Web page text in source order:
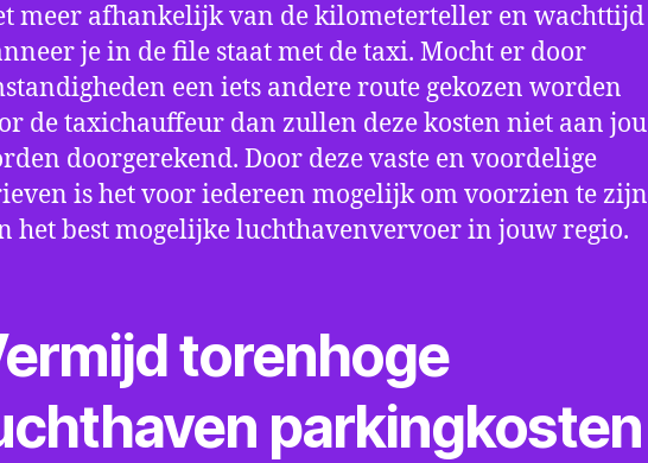
meer afhankelijk van de kilometerteller en wachttijd
je in de file staat met de taxi. Mocht er door
een iets andere route gekozen worden
de taxichauffeur dan zullen deze kosten niet aan jou
doorgerekend. Door deze vaste en voordelige
is het voor iedereen mogelijk om voorzien te zijn
het best mogelijke luchthavenvervoer in jouw regio.
torenhoge
parkingkosten